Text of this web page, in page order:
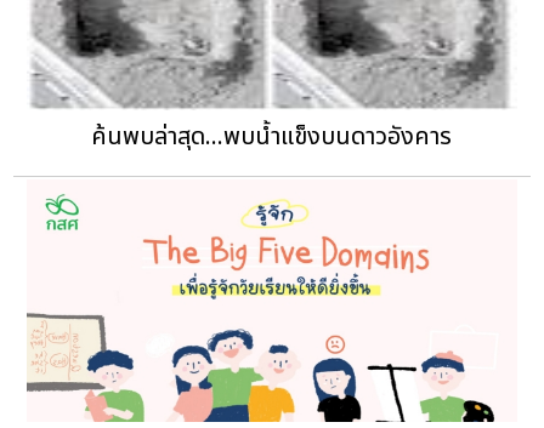
ค้นพบล่าสุด...พบน้ำแข็งบนดาวอังคาร